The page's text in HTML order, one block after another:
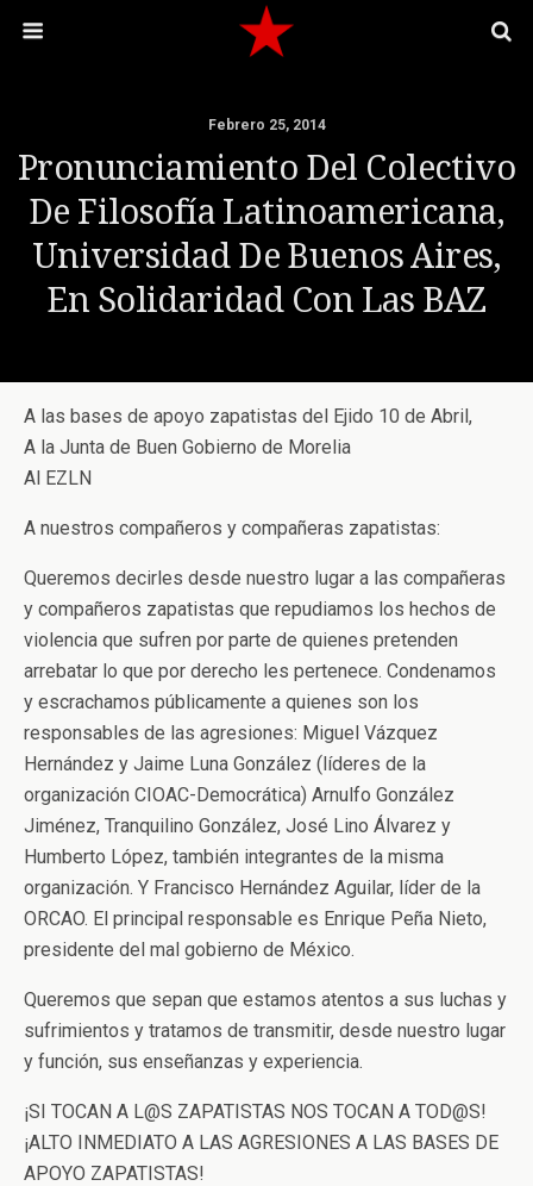
Febrero 25, 2014
Pronunciamiento Del Colectivo
De Filosofía Latinoamericana,
Universidad De Buenos Aires,
En Solidaridad Con Las BAZ
A las bases de apoyo zapatistas del Ejido 10 de Abril,
A la Junta de Buen Gobierno de Morelia
Al EZLN
A nuestros compañeros y compañeras zapatistas:
Queremos decirles desde nuestro lugar a las compañeras
y compañeros zapatistas que repudiamos los hechos de
violencia que sufren por parte de quienes pretenden
arrebatar lo que por derecho les pertenece. Condenamos
y escrachamos públicamente a quienes son los
responsables de las agresiones: Miguel Vázquez
Hernández y Jaime Luna González (líderes de la
organización CIOAC-Democrática) Arnulfo González
Jiménez, Tranquilino González, José Lino Álvarez y
Humberto López, también integrantes de la misma
organización. Y Francisco Hernández Aguilar, líder de la
ORCAO. El principal responsable es Enrique Peña Nieto,
presidente del mal gobierno de México.
Queremos que sepan que estamos atentos a sus luchas y
sufrimientos y tratamos de transmitir, desde nuestro lugar
y función, sus enseñanzas y experiencia.
¡SI TOCAN A L@S ZAPATISTAS NOS TOCAN A TOD@S!
¡ALTO INMEDIATO A LAS AGRESIONES A LAS BASES DE
APOYO ZAPATISTAS!